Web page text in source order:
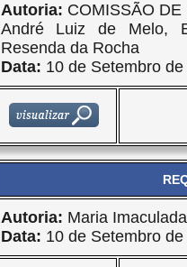
Autoria: COMISSÃO
André Luiz de Melo,
Resenda da Rocha
Data: 10 de Setembro de
Autoria: Maria
Data: 10 de Setembro de